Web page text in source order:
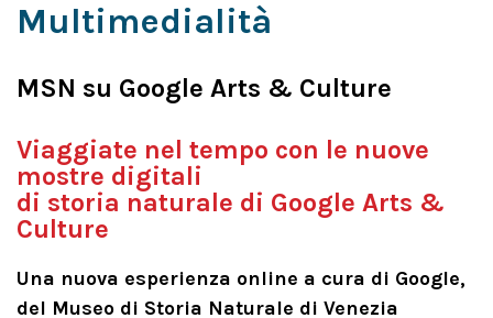
Multimedialità
MSN su Google Arts & Culture
Viaggiate nel tempo con le nuove
mostre digitali
di storia naturale di Google Arts &
Culture
Una nuova esperienza online a cura di Google,
del Museo di Storia Naturale di Venezia